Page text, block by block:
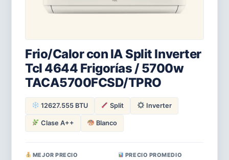
Frio/Calor con IA Split Inverter
Tcl 4644 Frigorías / 5700w
TACA5700FCSD/TPRO
12627.555 BTU Split Inverter
Clase A++ Blanco
MEJOR PRECIO PRECIO PROMEDIO